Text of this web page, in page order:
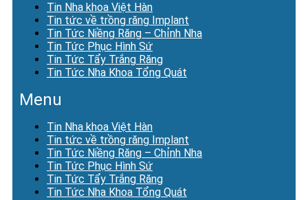
Tin Nha khoa Việt Hàn
Tin tức về trồng răng Implant
Tin Tức Niềng Răng – Chỉnh Nha
Tin Tức Phục Hình Sứ
Tin Tức Tẩy Trắng Răng
Tin Tức Nha Khoa Tổng Quát
Menu
Tin Nha khoa Việt Hàn
Tin tức về trồng răng Implant
Tin Tức Niềng Răng – Chỉnh Nha
Tin Tức Phục Hình Sứ
Tin Tức Tẩy Trắng Răng
Tin Tức Nha Khoa Tổng Quát